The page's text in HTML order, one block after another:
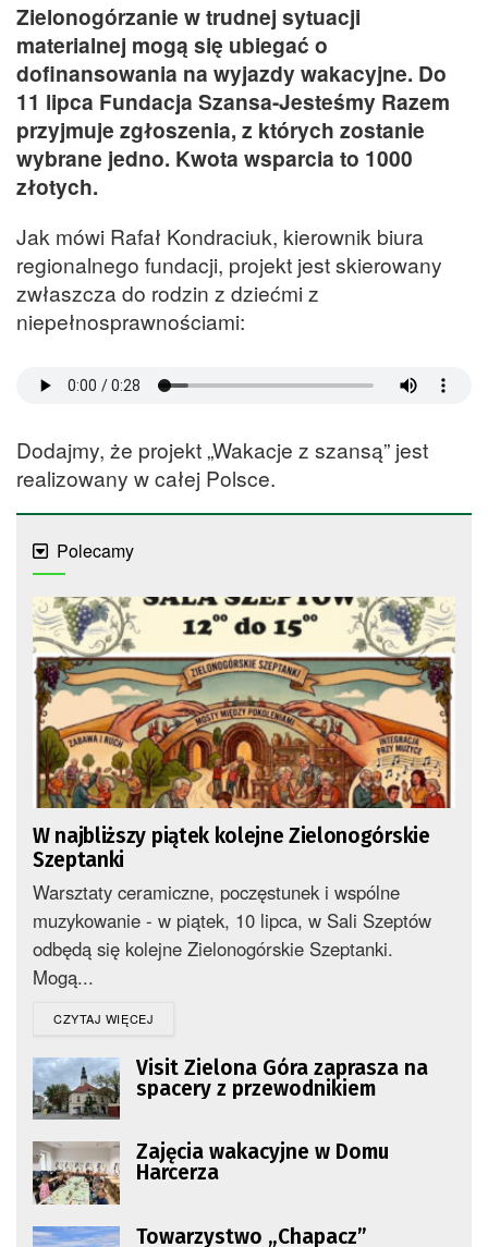
Zielonogórzanie w trudnej sytuacji
materialnej mogą się ubiegać o
dofinansowania na wyjazdy wakacyjne. Do
11 lipca Fundacja Szansa-Jesteśmy Razem
przyjmuje zgłoszenia, z których zostanie
wybrane jedno. Kwota wsparcia to 1000
złotych.
Jak mówi Rafał Kondraciuk, kierownik biura
regionalnego fundacji, projekt jest skierowany
zwłaszcza do rodzin z dziećmi z
niepełnosprawnościami:
Dodajmy, że projekt „Wakacje z szansą” jest
realizowany w całej Polsce.
Polecamy
W najbliższy piątek kolejne Zielonogórskie
Szeptanki
Warsztaty ceramiczne, poczęstunek i wspólne
muzykowanie - w piątek, 10 lipca, w Sali Szeptów
odbędą się kolejne Zielonogórskie Szeptanki.
Mogą...
CZYTAJ WIĘCEJ
Visit Zielona Góra zaprasza na
spacery z przewodnikiem
Zajęcia wakacyjne w Domu
Harcerza
Towarzystwo „Chapacz”